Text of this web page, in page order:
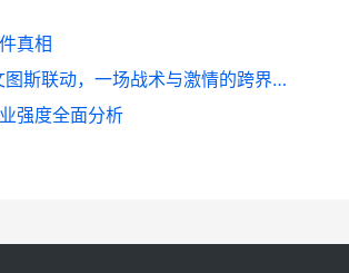
真相
和平精英尤文图斯联动，一场战术与激情的跨界交响
强度全面分析